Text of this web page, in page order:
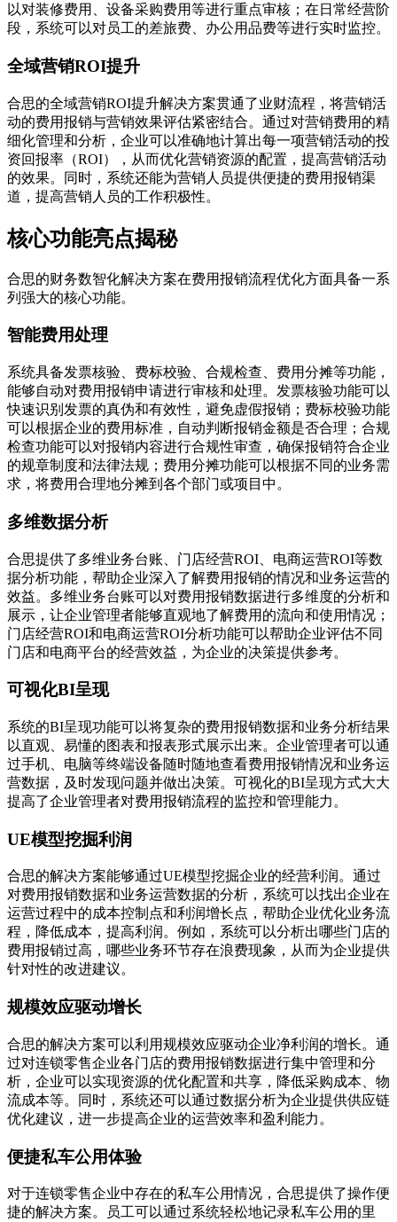
以对装修费用、设备采购费用等进行重点审核；在日常经营阶
段，系统可以对员工的差旅费、办公用品费等进行实时监控。
全域营销ROI提升
合思的全域营销ROI提升解决方案贯通了业财流程，将营销活
动的费用报销与营销效果评估紧密结合。通过对营销费用的精
细化管理和分析，企业可以准确地计算出每一项营销活动的投
资回报率（ROI），从而优化营销资源的配置，提高营销活动
的效果。同时，系统还能为营销人员提供便捷的费用报销渠
道，提高营销人员的工作积极性。
核心功能亮点揭秘
合思的财务数智化解决方案在费用报销流程优化方面具备一系
列强大的核心功能。
智能费用处理
系统具备发票核验、费标校验、合规检查、费用分摊等功能，
能够自动对费用报销申请进行审核和处理。发票核验功能可以
快速识别发票的真伪和有效性，避免虚假报销；费标校验功能
可以根据企业的费用标准，自动判断报销金额是否合理；合规
检查功能可以对报销内容进行合规性审查，确保报销符合企业
的规章制度和法律法规；费用分摊功能可以根据不同的业务需
求，将费用合理地分摊到各个部门或项目中。
多维数据分析
合思提供了多维业务台账、门店经营ROI、电商运营ROI等数
据分析功能，帮助企业深入了解费用报销的情况和业务运营的
效益。多维业务台账可以对费用报销数据进行多维度的分析和
展示，让企业管理者能够直观地了解费用的流向和使用情况；
门店经营ROI和电商运营ROI分析功能可以帮助企业评估不同
门店和电商平台的经营效益，为企业的决策提供参考。
可视化BI呈现
系统的BI呈现功能可以将复杂的费用报销数据和业务分析结果
以直观、易懂的图表和报表形式展示出来。企业管理者可以通
过手机、电脑等终端设备随时随地查看费用报销情况和业务运
营数据，及时发现问题并做出决策。可视化的BI呈现方式大大
提高了企业管理者对费用报销流程的监控和管理能力。
UE模型挖掘利润
合思的解决方案能够通过UE模型挖掘企业的经营利润。通过
对费用报销数据和业务运营数据的分析，系统可以找出企业在
运营过程中的成本控制点和利润增长点，帮助企业优化业务流
程，降低成本，提高利润。例如，系统可以分析出哪些门店的
费用报销过高，哪些业务环节存在浪费现象，从而为企业提供
针对性的改进建议。
规模效应驱动增长
合思的解决方案可以利用规模效应驱动企业净利润的增长。通
过对连锁零售企业各门店的费用报销数据进行集中管理和分
析，企业可以实现资源的优化配置和共享，降低采购成本、物
流成本等。同时，系统还可以通过数据分析为企业提供供应链
优化建议，进一步提高企业的运营效率和盈利能力。
便捷私车公用体验
对于连锁零售企业中存在的私车公用情况，合思提供了操作便
捷的解决方案。员工可以通过系统轻松地记录私车公用的里